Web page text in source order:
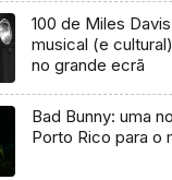
100 de Miles
musical (e
no grande ecrã
Bad Bunny: uma
Porto Rico para o